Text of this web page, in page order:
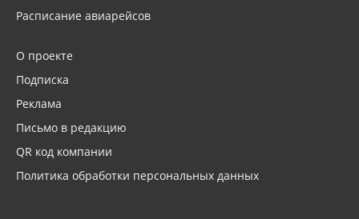
Расписание авиарейсов
О проекте
Подписка
Реклама
Письмо в редакцию
QR код компании
Политика обработки персональных данных